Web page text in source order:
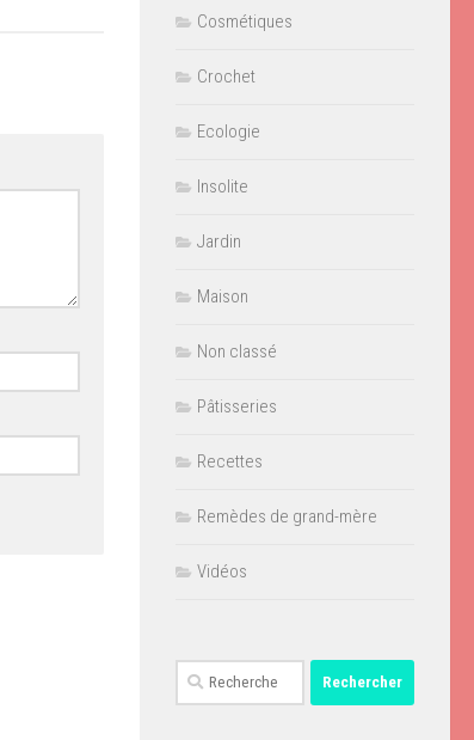
Cosmétiques
Crochet
Ecologie
Insolite
Jardin
Maison
Non classé
Pâtisseries
Recettes
Remèdes de grand-mère
Vidéos
Rechercher :